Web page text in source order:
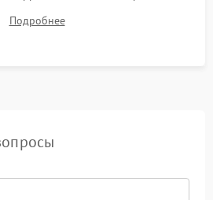
отсутствия посторонних шумов,
абсолютной сухости в поддоне.
Подробнее